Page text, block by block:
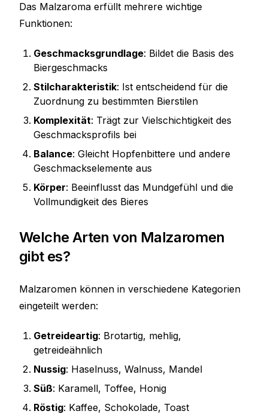
Das Malzaroma erfüllt mehrere wichtige
Funktionen:
Geschmacksgrundlage: Bildet die Basis des
Biergeschmacks
Stilcharakteristik: Ist entscheidend für die
Zuordnung zu bestimmten Bierstilen
Komplexität: Trägt zur Vielschichtigkeit des
Geschmacksprofils bei
Balance: Gleicht Hopfenbittere und andere
Geschmackselemente aus
Körper: Beeinflusst das Mundgefühl und die
Vollmundigkeit des Bieres
Welche Arten von Malzaromen
gibt es?
Malzaromen können in verschiedene Kategorien
eingeteilt werden:
Getreideartig: Brotartig, mehlig,
getreideähnlich
Nussig: Haselnuss, Walnuss, Mandel
Süß: Karamell, Toffee, Honig
Röstig: Kaffee, Schokolade, Toast